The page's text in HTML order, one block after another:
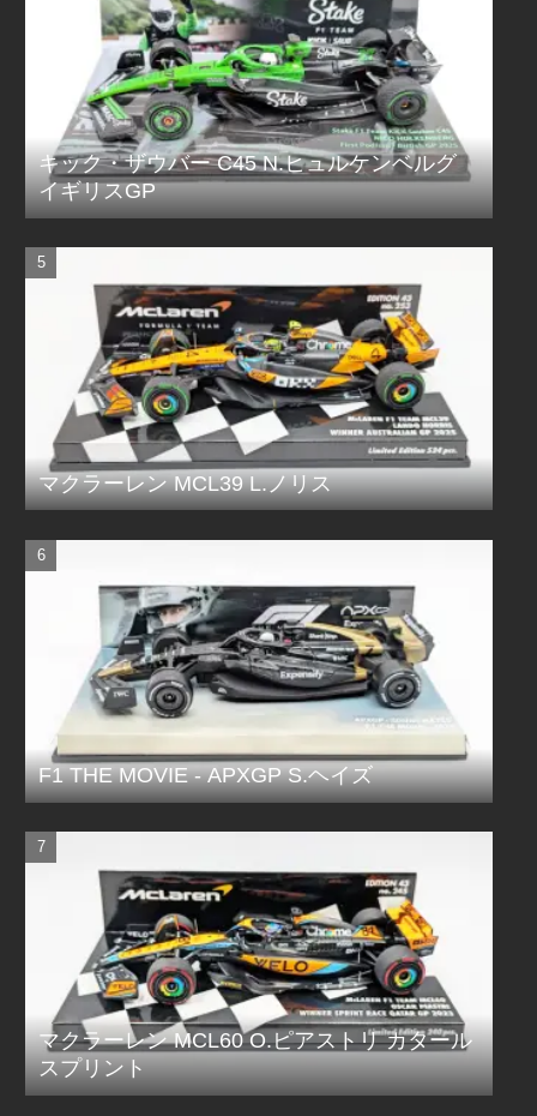
キック・ザウバー C45 N.ヒュルケンベルグ
イギリスGP
マクラーレン MCL39 L.ノリス
F1 THE MOVIE - APXGP S.ヘイズ
マクラーレン MCL60 O.ピアストリ カタール
スプリント